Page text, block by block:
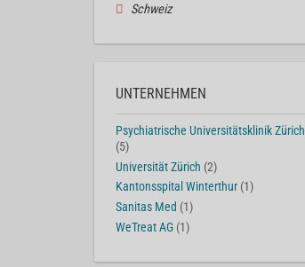
Schweiz
UNTERNEHMEN
Psychiatrische Universitätsklinik Zürich
(5)
Universität Zürich (2)
Kantonsspital Winterthur (1)
Sanitas Med (1)
WeTreat AG (1)